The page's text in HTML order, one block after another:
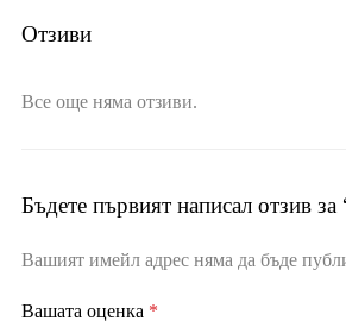
Отзиви
Все още няма отзиви.
Бъдете първият написал отзив
Вашият имейл адрес няма да бъде
Вашата оценка *